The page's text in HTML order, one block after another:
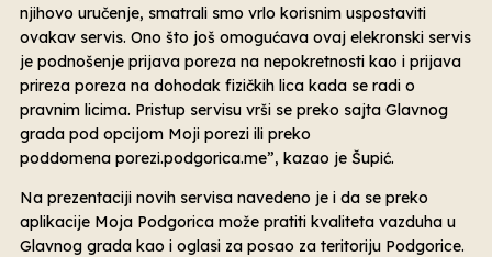
njihovo uručenje, smatrali smo vrlo korisnim uspostaviti
ovakav servis. Ono što još omogućava ovaj elekronski servis
je podnošenje prijava poreza na nepokretnosti kao i prijava
prireza poreza na dohodak fizičkih lica kada se radi o
pravnim licima. Pristup servisu vrši se preko sajta Glavnog
grada pod opcijom Moji porezi ili preko
poddomena porezi.podgorica.me”, kazao je Šupić.
Na prezentaciji novih servisa navedeno je i da se preko
aplikacije Moja Podgorica može pratiti kvaliteta vazduha u
Glavnog grada kao i oglasi za posao za teritoriju Podgorice.